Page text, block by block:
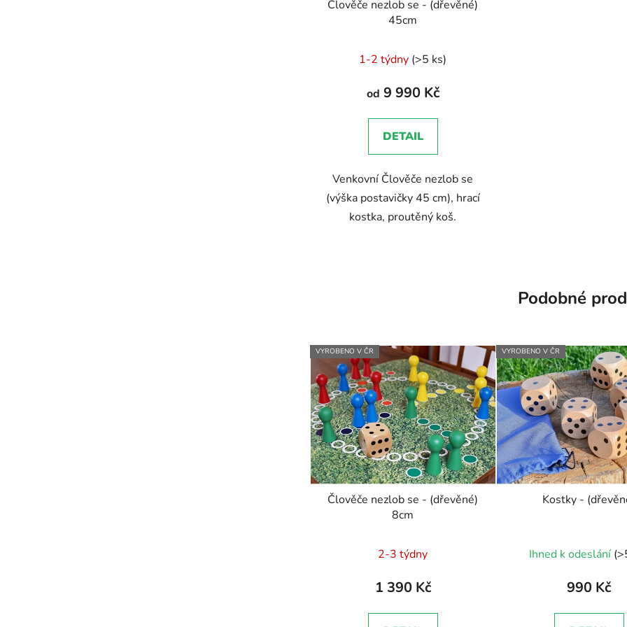
Člověče nezlob se - (dřevěné)
45cm
1-2 týdny (>5 ks)
od 9 990 Kč
DETAIL
Venkovní Člověče nezlob se
(výška postavičky 45 cm), hrací
kostka, proutěný koš.
Podobné
VYROBENO V ČR
Člověče nezlob se - (dřevěné)
8cm
hodnocení
produktu
5,0
2-3 týdny
1 390 Kč
VYROBENO V ČR
Kostky -
5,0
Ihned k odeslání
990 Kč